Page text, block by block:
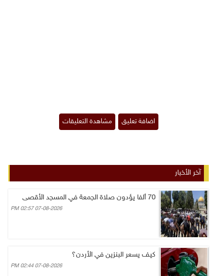
آخر الأخبار
70 ألفا يؤدون صلاة الجمعة في المسجد الأقصى
07-08-2026 02:57 PM
كيف يسعر البنزين في الأردن؟
07-08-2026 02:44 PM